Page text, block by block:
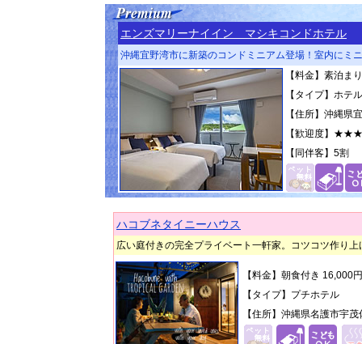
エンズマリーナイイン マシキコンドホテル
沖縄宜野湾市に新築のコンドミニアム登場！室内にミ
【料金】素泊ま
【タイプ】ホテル
【住所】沖縄県
【歓迎度】
【同伴客】 5割
ハコブネタイニーハウス
広い庭付きの完全プライベート一軒家。コツコツ作り
【料金】朝食付き 16,000
【タイプ】プチホテル
【住所】沖縄県名護市宇